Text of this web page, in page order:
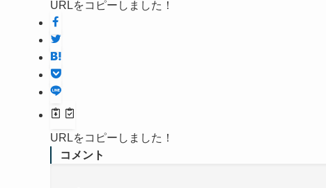
URLをコピーしました！
URLをコピーしました！
コメント